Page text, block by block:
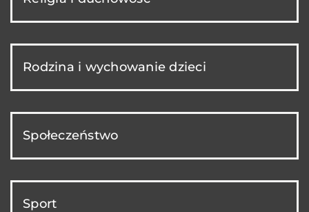
Rodzina i wychowanie dzieci
Społeczeństwo
Sport